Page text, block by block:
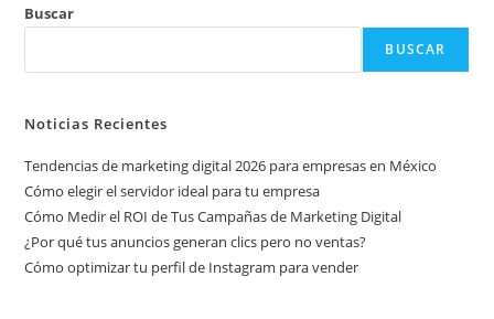
Buscar
BUSCAR
Noticias Recientes
Tendencias de marketing digital 2026 para empresas en México
Cómo elegir el servidor ideal para tu empresa
Cómo Medir el ROI de Tus Campañas de Marketing Digital
¿Por qué tus anuncios generan clics pero no ventas?
Cómo optimizar tu perfil de Instagram para vender